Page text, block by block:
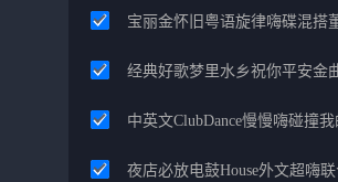
宝丽金怀旧粤语旋律嗨碟混搭
经典好歌梦里水乡祝你平安金
中英文ClubDance慢慢嗨碰撞
夜店必放电鼓House外文超嗨